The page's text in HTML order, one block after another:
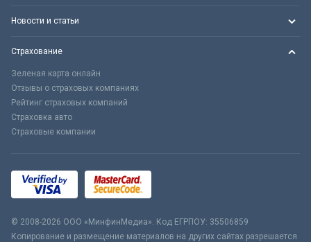
Новости и статьи
Страхование
Зеленая карта онлайн
Отзывы о страховых компаниях
Рейтинг страховых компаний
Страховка авто
Страховые компании
© 2008-2026 ООО «МинфинМедиа». Код ЕГРПОУ: 35506859
Копирование и размещение материалов на других сайтах разрешается